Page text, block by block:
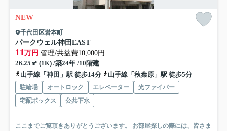
NEW
千代田区岩本町
パークウェル神田EAST
11万円 管理/共益費10,000円
26.25㎡ (1K) /築24年 /10階建
山手線「神田」駅 徒歩14分
山手線「秋葉原」駅 徒歩5分
駐輪場 オートロック エレベーター
光ファイバー
宅配ボックス
公共下水
ここまでご覧頂きありがとうございます。 お部屋探しの際には、皆さま